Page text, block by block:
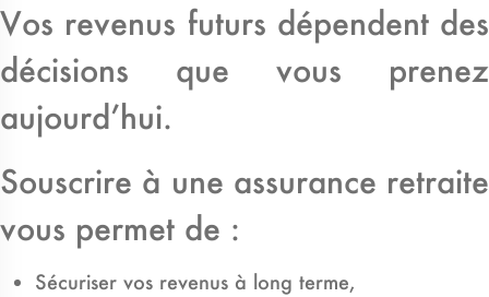
Vos revenus futurs dépendent des
décisions que vous prenez
aujourd’hui.
Souscrire à une assurance retraite
vous permet de :
Sécuriser vos revenus à long terme,